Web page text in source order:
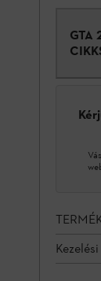
GTA